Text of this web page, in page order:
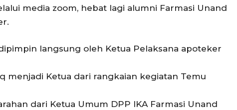
media zoom, hebat lagi alumni Farmasi Unand
langsung oleh Ketua Pelaksana apoteker
menjadi Ketua dari rangkaian kegiatan Temu
dari Ketua Umum DPP IKA Farmasi Unand